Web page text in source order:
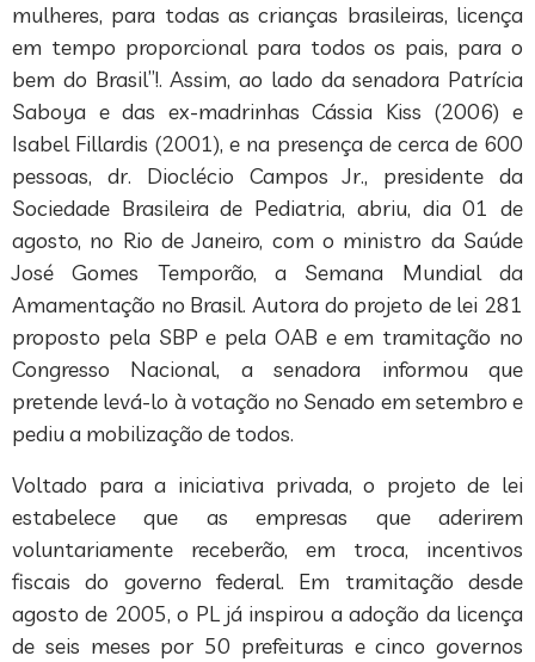
mulheres, para todas as crianças brasileiras, licença
em tempo proporcional para todos os pais, para o
bem do Brasil”!. Assim, ao lado da senadora Patrícia
Saboya e das ex-madrinhas Cássia Kiss (2006) e
Isabel Fillardis (2001), e na presença de cerca de 600
pessoas, dr. Dioclécio Campos Jr., presidente da
Sociedade Brasileira de Pediatria, abriu, dia 01 de
agosto, no Rio de Janeiro, com o ministro da Saúde
José Gomes Temporão, a Semana Mundial da
Amamentação no Brasil. Autora do projeto de lei 281
proposto pela SBP e pela OAB e em tramitação no
Congresso Nacional, a senadora informou que
pretende levá-lo à votação no Senado em setembro e
pediu a mobilização de todos.
Voltado para a iniciativa privada, o projeto de lei
estabelece que as empresas que aderirem
voluntariamente receberão, em troca, incentivos
fiscais do governo federal. Em tramitação desde
agosto de 2005, o PL já inspirou a adoção da licença
de seis meses por 50 prefeituras e cinco governos